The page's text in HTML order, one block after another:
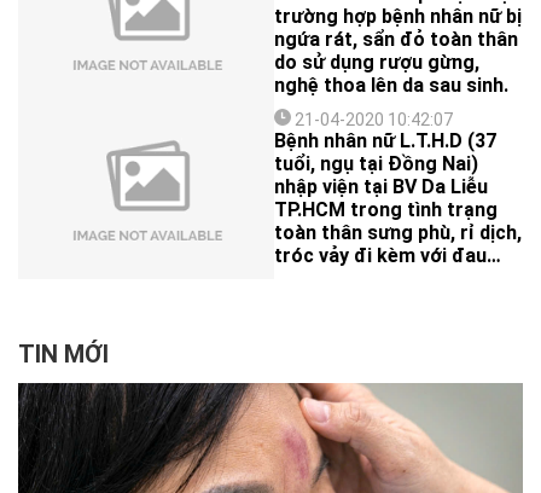
trường hợp bệnh nhân nữ bị
ngứa rát, sẩn đỏ toàn thân
do sử dụng rượu gừng,
nghệ thoa lên da sau sinh.
21-04-2020 10:42:07
Bệnh nhân nữ L.T.H.D (37
tuổi, ngụ tại Đồng Nai)
nhập viện tại BV Da Liễu
TP.HCM trong tình trạng
toàn thân sưng phù, rỉ dịch,
tróc vảy đi kèm với đau
TIN MỚI